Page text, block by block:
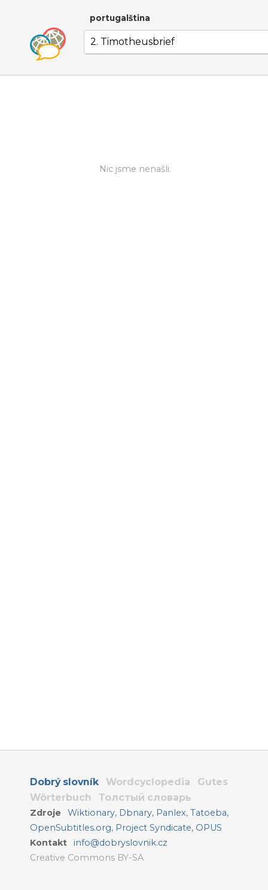
portugalština
Nic jsme nenašli.
Dobrý slovník Wordcyclopedia
Gutes
Wörterbuch
Толстый словарь
Zdroje Wiktionary, Dbnary, Panlex,Tatoeba,
OpenSubtitles.org, Project Syndicate, OPUS
Kontakt
info@dobryslovnik.cz
Creative Commons BY-SA